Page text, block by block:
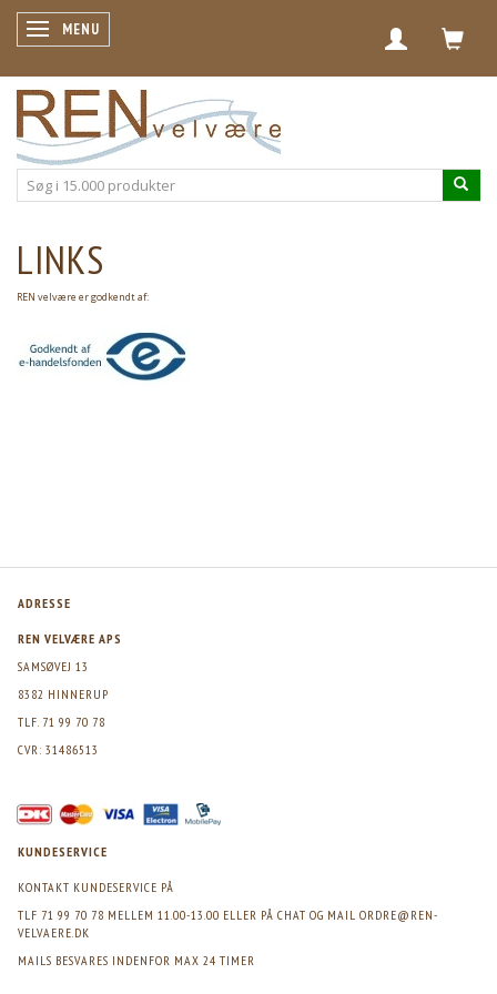
SKIFTE NAVIGATION
MENU
LINKS
REN velvære er godkendt af:
ADRESSE
REN VELVÆRE APS
SAMSØVEJ 13
8382 HINNERUP
TLF. 71 99 70 78
CVR: 31486513
KUNDESERVICE
KONTAKT KUNDESERVICE PÅ
TLF 71 99 70 78 MELLEM 11.00-13.00 ELLER PÅ CHAT OG MAIL ORDRE@REN-
VELVAERE.DK
MAILS BESVARES INDENFOR MAX 24 TIMER